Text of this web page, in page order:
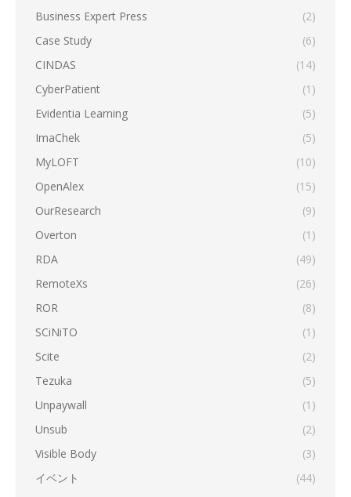
Business Expert Press
(2)
Case Study
(6)
CINDAS
(14)
CyberPatient
(1)
Evidentia Learning
(5)
ImaChek
(5)
MyLOFT
(10)
OpenAlex
(15)
OurResearch
(9)
Overton
(1)
RDA
(49)
RemoteXs
(26)
ROR
(8)
SCiNiTO
(1)
Scite
(2)
Tezuka
(5)
Unpaywall
(1)
Unsub
(2)
Visible Body
(3)
イベント
(44)